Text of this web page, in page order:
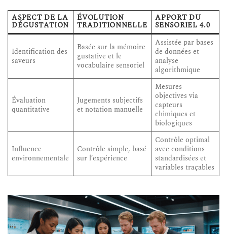
ASPECT DE LA
DÉGUSTATION
ÉVOLUTION
TRADITIONNELLE
APPORT DU
SENSORIEL 4.0
Identification des
saveurs
Basée sur la mémoire
gustative et le
vocabulaire sensoriel
Assistée par bases
de données et
analyse
algorithmique
Évaluation
quantitative
Jugements subjectifs
et notation manuelle
Mesures
objectives via
capteurs
chimiques et
biologiques
Influence
environnementale
Contrôle simple, basé
sur l’expérience
Contrôle optimal
avec conditions
standardisées et
variables traçables